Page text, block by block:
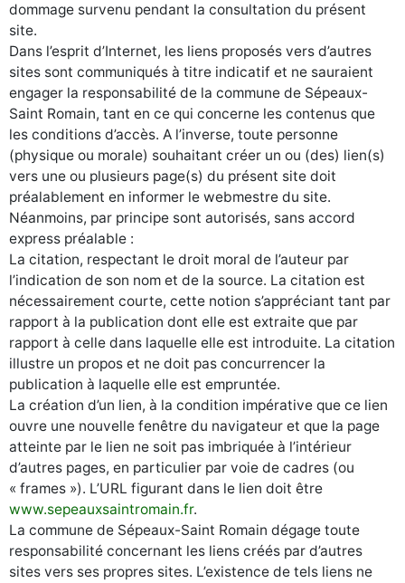
dommage survenu pendant la consultation du présent
site.
Dans l’esprit d’Internet, les liens proposés vers d’autres
sites sont communiqués à titre indicatif et ne sauraient
engager la responsabilité de la commune de Sépeaux-
Saint Romain, tant en ce qui concerne les contenus que
les conditions d’accès. A l’inverse, toute personne
(physique ou morale) souhaitant créer un ou (des) lien(s)
vers une ou plusieurs page(s) du présent site doit
préalablement en informer le webmestre du site.
Néanmoins, par principe sont autorisés, sans accord
express préalable :
La citation, respectant le droit moral de l’auteur par
l’indication de son nom et de la source. La citation est
nécessairement courte, cette notion s’appréciant tant par
rapport à la publication dont elle est extraite que par
rapport à celle dans laquelle elle est introduite. La citation
illustre un propos et ne doit pas concurrencer la
publication à laquelle elle est empruntée.
La création d’un lien, à la condition impérative que ce lien
ouvre une nouvelle fenêtre du navigateur et que la page
atteinte par le lien ne soit pas imbriquée à l’intérieur
d’autres pages, en particulier par voie de cadres (ou
« frames »). L’URL figurant dans le lien doit être
www.sepeauxsaintromain.fr.
La commune de Sépeaux-Saint Romain dégage toute
responsabilité concernant les liens créés par d’autres
sites vers ses propres sites. L’existence de tels liens ne